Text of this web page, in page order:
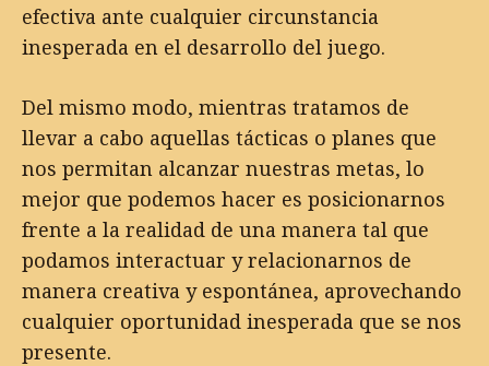
efectiva ante cualquier circunstancia
inesperada en el desarrollo del juego.
Del mismo modo, mientras tratamos de
llevar a cabo aquellas tácticas o planes que
nos permitan alcanzar nuestras metas, lo
mejor que podemos hacer es posicionarnos
frente a la realidad de una manera tal que
podamos interactuar y relacionarnos de
manera creativa y espontánea, aprovechando
cualquier oportunidad inesperada que se nos
presente.